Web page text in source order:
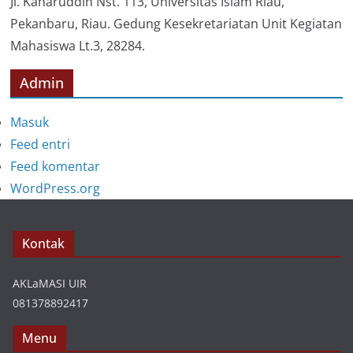
Pekanbaru, Riau. Gedung Kesekretariatan Unit Kegiatan
Mahasiswa Lt.3, 28284.
Admin
Masuk
Feed entri
Feed komentar
WordPress.org
Kontak
AKLaMASI UIR
081378892417
Menu